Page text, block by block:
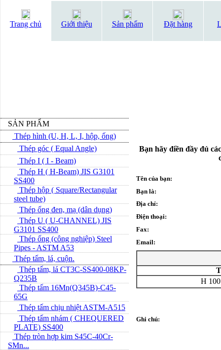
Trang chủ Giới thiệu Sản phẩm Đặt hàng
SẢN PHẨM
Thép hình (U, H, L, I, hộp, ống)
Thép góc ( Equal Angle)
Thép I ( I - Beam)
Thép H ( H-Beam) JIS G3101
SS400
Thép hộp ( Square/Rectangular
steel tube)
Thép ống đen, mạ (dân dụng)
Thép U ( U-CHANNEL) JIS
G3101 SS400
Thép ống (công nghiệp) Steel
Pipes - ASTM A53
Thép tấm, lá, cuộn.
Thép tấm, lá CT3C-SS400-08KP-
Q235B
Thép tấm 16Mn(Q345B)-C45-
65G
Thép tấm chịu nhiệt ASTM-A515
Thép tấm nhám ( CHEQUERED
PLATE) SS400
Thép tròn hợp kim S45C-40Cr-
SMn...
Bạn hãy điền đầy đủ
Tên của bạn:
Bạn là:
Địa chỉ:
Điện thoại:
Fax:
Email:
H
Ghi chú: